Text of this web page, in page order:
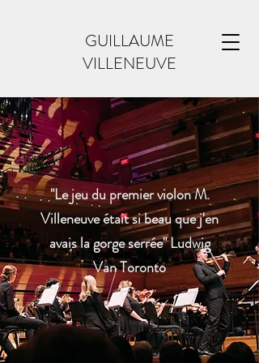
GUILLAUME
VILLENEUVE
"Le jeu du premier violon M.
Villeneuve était si beau que j'en
avais la gorge serrée" Ludwig
Van Toronto